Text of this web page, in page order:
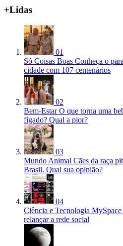
+Lidas
01
Só Coisas Boas Conheça o
cidade com 107 centenários
02
Bem-Estar O que torna uma
fígado? Qual a pior?
03
Mundo Animal Cães da raça
Brasil. Qual sua opinião?
04
Ciência e Tecnologia
relançar a rede social